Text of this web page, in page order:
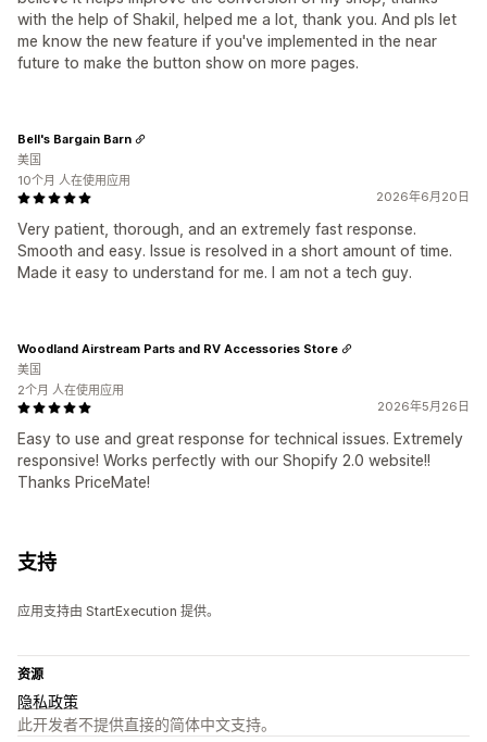
with the help of Shakil, helped me a lot, thank you. And pls let
me know the new feature if you've implemented in the near
future to make the button show on more pages.
2026年6月20日
Very patient, thorough, and an extremely fast response.
Smooth and easy. Issue is resolved in a short amount of time.
Made it easy to understand for me. I am not a tech guy.
Bell's Bargain Barn
美国
10个月 人在使用应用
2026年5月26日
Easy to use and great response for technical issues. Extremely
responsive! Works perfectly with our Shopify 2.0 website!!
Thanks PriceMate!
Woodland Airstream Parts and RV Accessories Store
美国
2个月 人在使用应用
支持
应用支持由 StartExecution 提供。
资源
隐私政策
此开发者不提供直接的简体中文支持。